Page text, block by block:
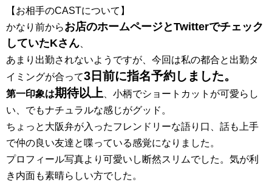
【お相手のCASTについて】
かなり前からお店のホームページとTwitterでチェック
していたKさん
あまり出勤されないようですが、今回は私の都合と出勤タ
イミングが合って3日前に指名予約しました。
第一印象は期待以上 、小柄でショートカットが可愛らし
い、でもナチュラルな感じがグッド。
ちょっと大阪弁が入ったフレンドリーな語り口、話も上手
で仲の良い友達と喋っている感覚になりました。
プロフィール写真より可愛いし断然スリムでした。気が利
き内面も素晴らしい方でした。